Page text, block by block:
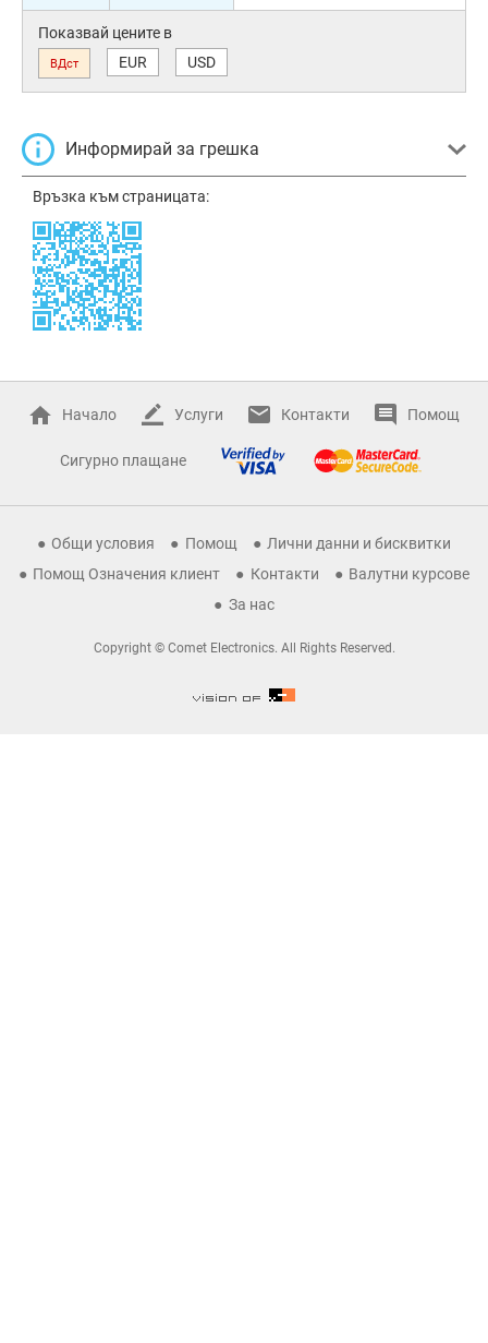
Показвай цените в
ВДст EUR USD
Информирай за грешка
Връзка към страницата:
Начало Услуги Контакти Помощ
Сигурно плащане
Общи условия Помощ
Лични данни и бисквитки
Помощ Означения клиент
Контакти
Валутни курсове
За нас
Copyright © Comet Electronics. All Rights Reserved.